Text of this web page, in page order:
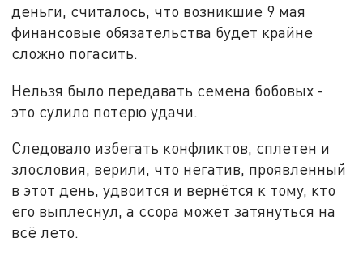
деньги, считалось, что возникшие 9 мая
финансовые обязательства будет крайне
сложно погасить.
Нельзя было передавать семена бобовых -
это сулило потерю удачи.
Следовало избегать конфликтов, сплетен и
злословия, верили, что негатив, проявленный
в этот день, удвоится и вернётся к тому, кто
его выплеснул, а ссора может затянуться на
всё лето.